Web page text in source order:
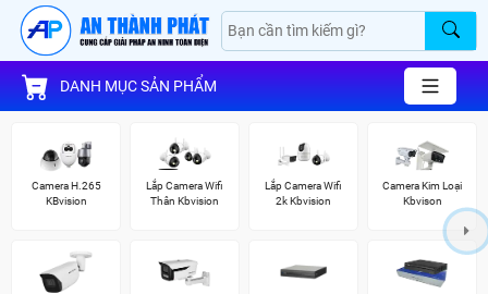
DANH MỤC SẢN PHẨM
Camera H.265
KBvision
Lắp Camera Wifi
Thân Kbvision
Lắp Camera Wifi
2k Kbvision
Camera Kim Loại
Kbvison